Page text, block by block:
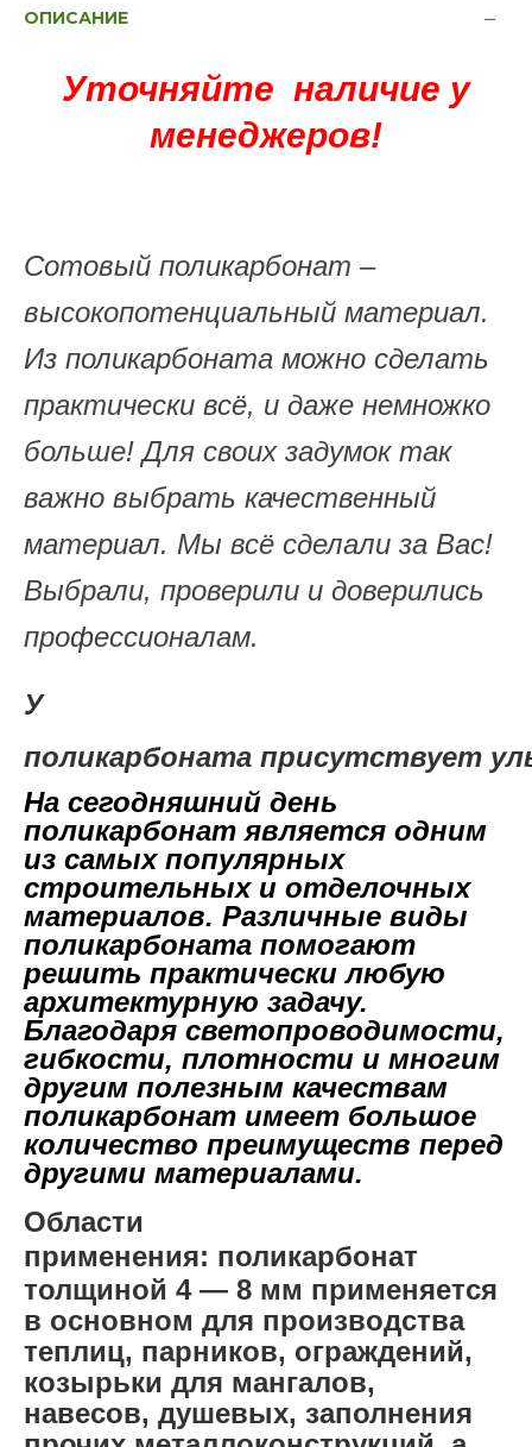
ОПИСАНИЕ
Уточняйте наличие у
менеджеров!
Сотовый поликарбонат –
высокопотенциальный материал.
Из поликарбоната можно сделать
практически всё, и даже немножко
больше! Для своих задумок так
важно выбрать качественный
материал. Мы всё сделали за Вас!
Выбрали, проверили и доверились
профессионалам.
У
поликарбоната присутствует
На сегодняшний день
поликарбонат является одним
из самых популярных
строительных и отделочных
материалов. Различные виды
поликарбоната помогают
решить практически любую
архитектурную задачу.
Благодаря светопроводимости,
гибкости, плотности и многим
другим полезным качествам
поликарбонат имеет большое
количество преимуществ перед
другими материалами.
Области
применения: поликарбонат
толщиной 4 — 8 мм применяется
в основном для производства
теплиц, парников, ограждений,
козырьки для мангалов,
навесов, душевых, заполнения